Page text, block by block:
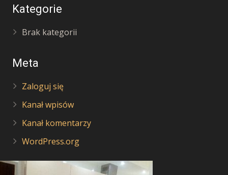
Kategorie
Brak kategorii
Meta
Zaloguj się
Kanał wpisów
Kanał komentarzy
WordPress.org